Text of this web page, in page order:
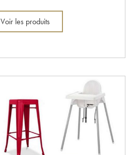
Voir les produits